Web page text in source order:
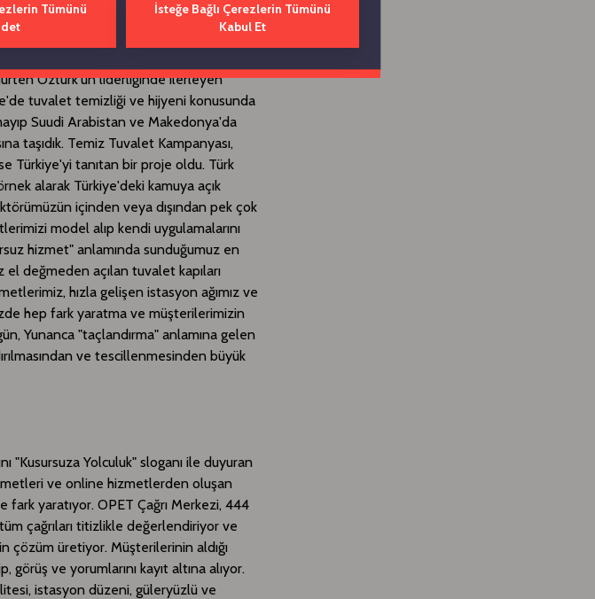
sektördeki farklılaşma noktalarından en
layık görülen "Temiz Tuvalet
Öztürk'ün liderliğinde ilerleyen
tuvalet temizliği ve hijyeni konusunda
Suudi Arabistan ve Makedonya'da
taşıdık. Temiz Tuvalet Kampanyası,
Türkiye'yi tanıtan bir proje oldu. Türk
alarak Türkiye'deki kamuya açık
içinden veya dışından pek çok
model alıp kendi uygulamalarını
hizmet" anlamında sunduğumuz en
değmeden açılan tuvalet kapıları
hızla gelişen istasyon ağımız ve
hep fark yaratma ve müşterilerimizin
Yunanca "taçlandırma" anlamına gelen
ve tescillenmesinden büyük
"Kusursuza Yolculuk" sloganı ile duyuran
ve online hizmetlerden oluşan
yaratıyor. OPET Çağrı Merkezi, 444
çağrıları titizlikle değerlendiriyor ve
çözüm üretiyor. Müşterilerinin aldığı
görüş ve yorumlarını kayıt altına alıyor.
istasyon düzeni, güleryüzlü ve
Tümünü
İsteğe Bağlı Çerezlerin Tümünü
Kabul Et